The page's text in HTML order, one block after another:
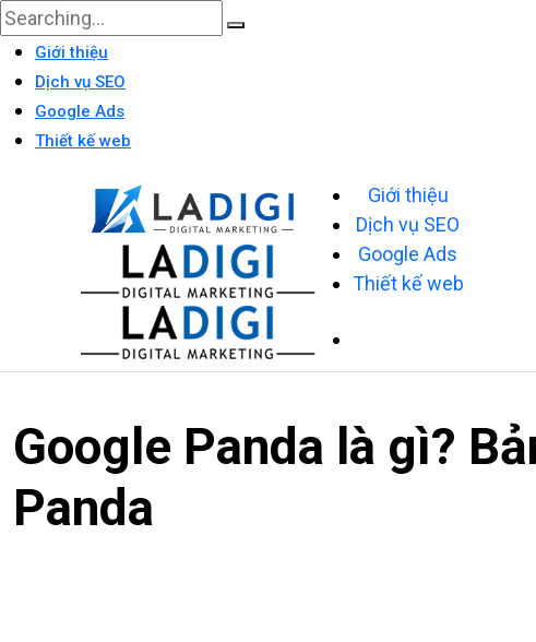
Giới thiệu
Dịch vụ SEO
Google Ads
Thiết kế web
Giới thiệu
Dịch vụ SEO
Google Ads
Thiết kế web
Google Panda là gì?
Panda